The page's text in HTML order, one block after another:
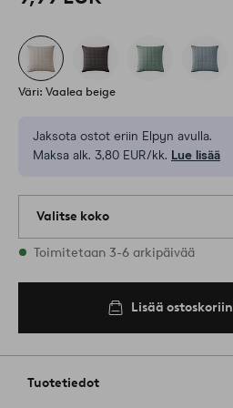
Väri: Vaalea beige
Jaksota ostot eriin Elpyn avulla.
Maksa alk. 3,80 EUR/kk. Lue lisää
Valitse koko
Varastossa on kaikkia kokoja
Toimitetaan 3-6 arkipäivää
Lisää Lisää ostoskoriin
Tuotetiedot